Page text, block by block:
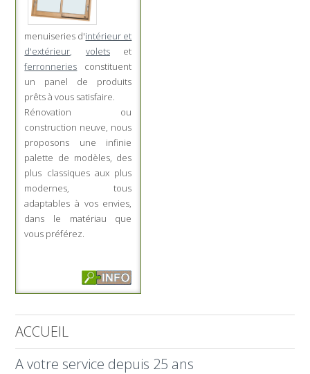
menuiseries d'intérieur et
d'extérieur
voletset
ferronneries constituent
un panel de produits
prêts à vous satisfaire.
Rénovation ou
construction neuve, nous
proposons une infinie
palette de modèles, des
plus classiques aux plus
modernes, tous
adaptables à vos envies,
dans le matériau que
vous préférez.
ACCUEIL
A votre service depuis 25 ans